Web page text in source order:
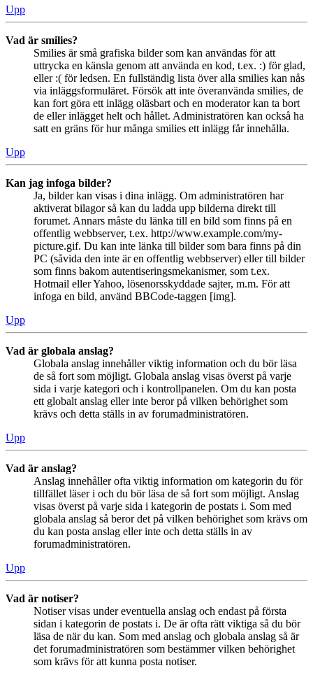
Upp
Vad är smilies?
Smilies är små grafiska bilder som kan användas för att
uttrycka en känsla genom att använda en kod, t.ex. :) för glad,
eller :( för ledsen. En fullständig lista över alla smilies kan nås
via inläggsformuläret. Försök att inte överanvända smilies, de
kan fort göra ett inlägg oläsbart och en moderator kan ta bort
de eller inlägget helt och hållet. Administratören kan också ha
satt en gräns för hur många smilies ett inlägg får innehålla.
Upp
Kan jag infoga bilder?
Ja, bilder kan visas i dina inlägg. Om administratören har
aktiverat bilagor så kan du ladda upp bilderna direkt till
forumet. Annars måste du länka till en bild som finns på en
offentlig webbserver, t.ex. http://www.example.com/my-
picture.gif. Du kan inte länka till bilder som bara finns på din
PC (såvida den inte är en offentlig webbserver) eller till bilder
som finns bakom autentiseringsmekanismer, som t.ex.
Hotmail eller Yahoo, lösenorsskyddade sajter, m.m. För att
infoga en bild, använd BBCode-taggen [img].
Upp
Vad är globala anslag?
Globala anslag innehåller viktig information och du bör läsa
de så fort som möjligt. Globala anslag visas överst på varje
sida i varje kategori och i kontrollpanelen. Om du kan posta
ett globalt anslag eller inte beror på vilken behörighet som
krävs och detta ställs in av forumadministratören.
Upp
Vad är anslag?
Anslag innehåller ofta viktig information om kategorin du för
tillfället läser i och du bör läsa de så fort som möjligt. Anslag
visas överst på varje sida i kategorin de postats i. Som med
globala anslag så beror det på vilken behörighet som krävs om
du kan posta anslag eller inte och detta ställs in av
forumadministratören.
Upp
Vad är notiser?
Notiser visas under eventuella anslag och endast på första
sidan i kategorin de postats i. De är ofta rätt viktiga så du bör
läsa de när du kan. Som med anslag och globala anslag så är
det forumadministratören som bestämmer vilken behörighet
som krävs för att kunna posta notiser.